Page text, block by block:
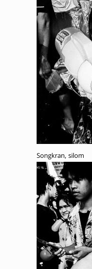
Songkran, silom